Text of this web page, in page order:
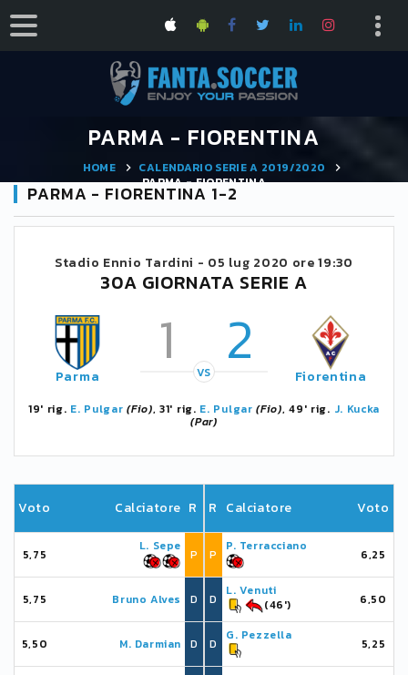
PARMA - FIORENTINA
HOME
CALENDARIO SERIE A 2019/2020
PARMA - FIORENTINA
PARMA - FIORENTINA 1-2
Stadio Ennio Tardini - 05 lug 2020 ore 19:30
30A GIORNATA SERIE A
Parma 1 2
VS Fiorentina
19' rig. E. Pulgar (Fio), 31' rig. E. Pulgar (Fio), 49' rig. J. Kucka
(Par)
Voto Calciatore R
5,75
L. Sepe
P
5,75 Bruno Alves D
5,50 M. Darmian D
R Calciatore Voto
P
P. Terracciano
6,25
D
L. Venuti
(46')
6,50
D
G. Pezzella
5,25